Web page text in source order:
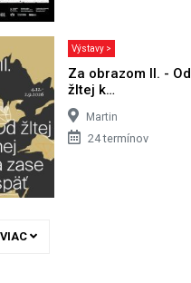
Výstavy >
Za obrazom II. - Od
žltej k…
Martin
24 termínov